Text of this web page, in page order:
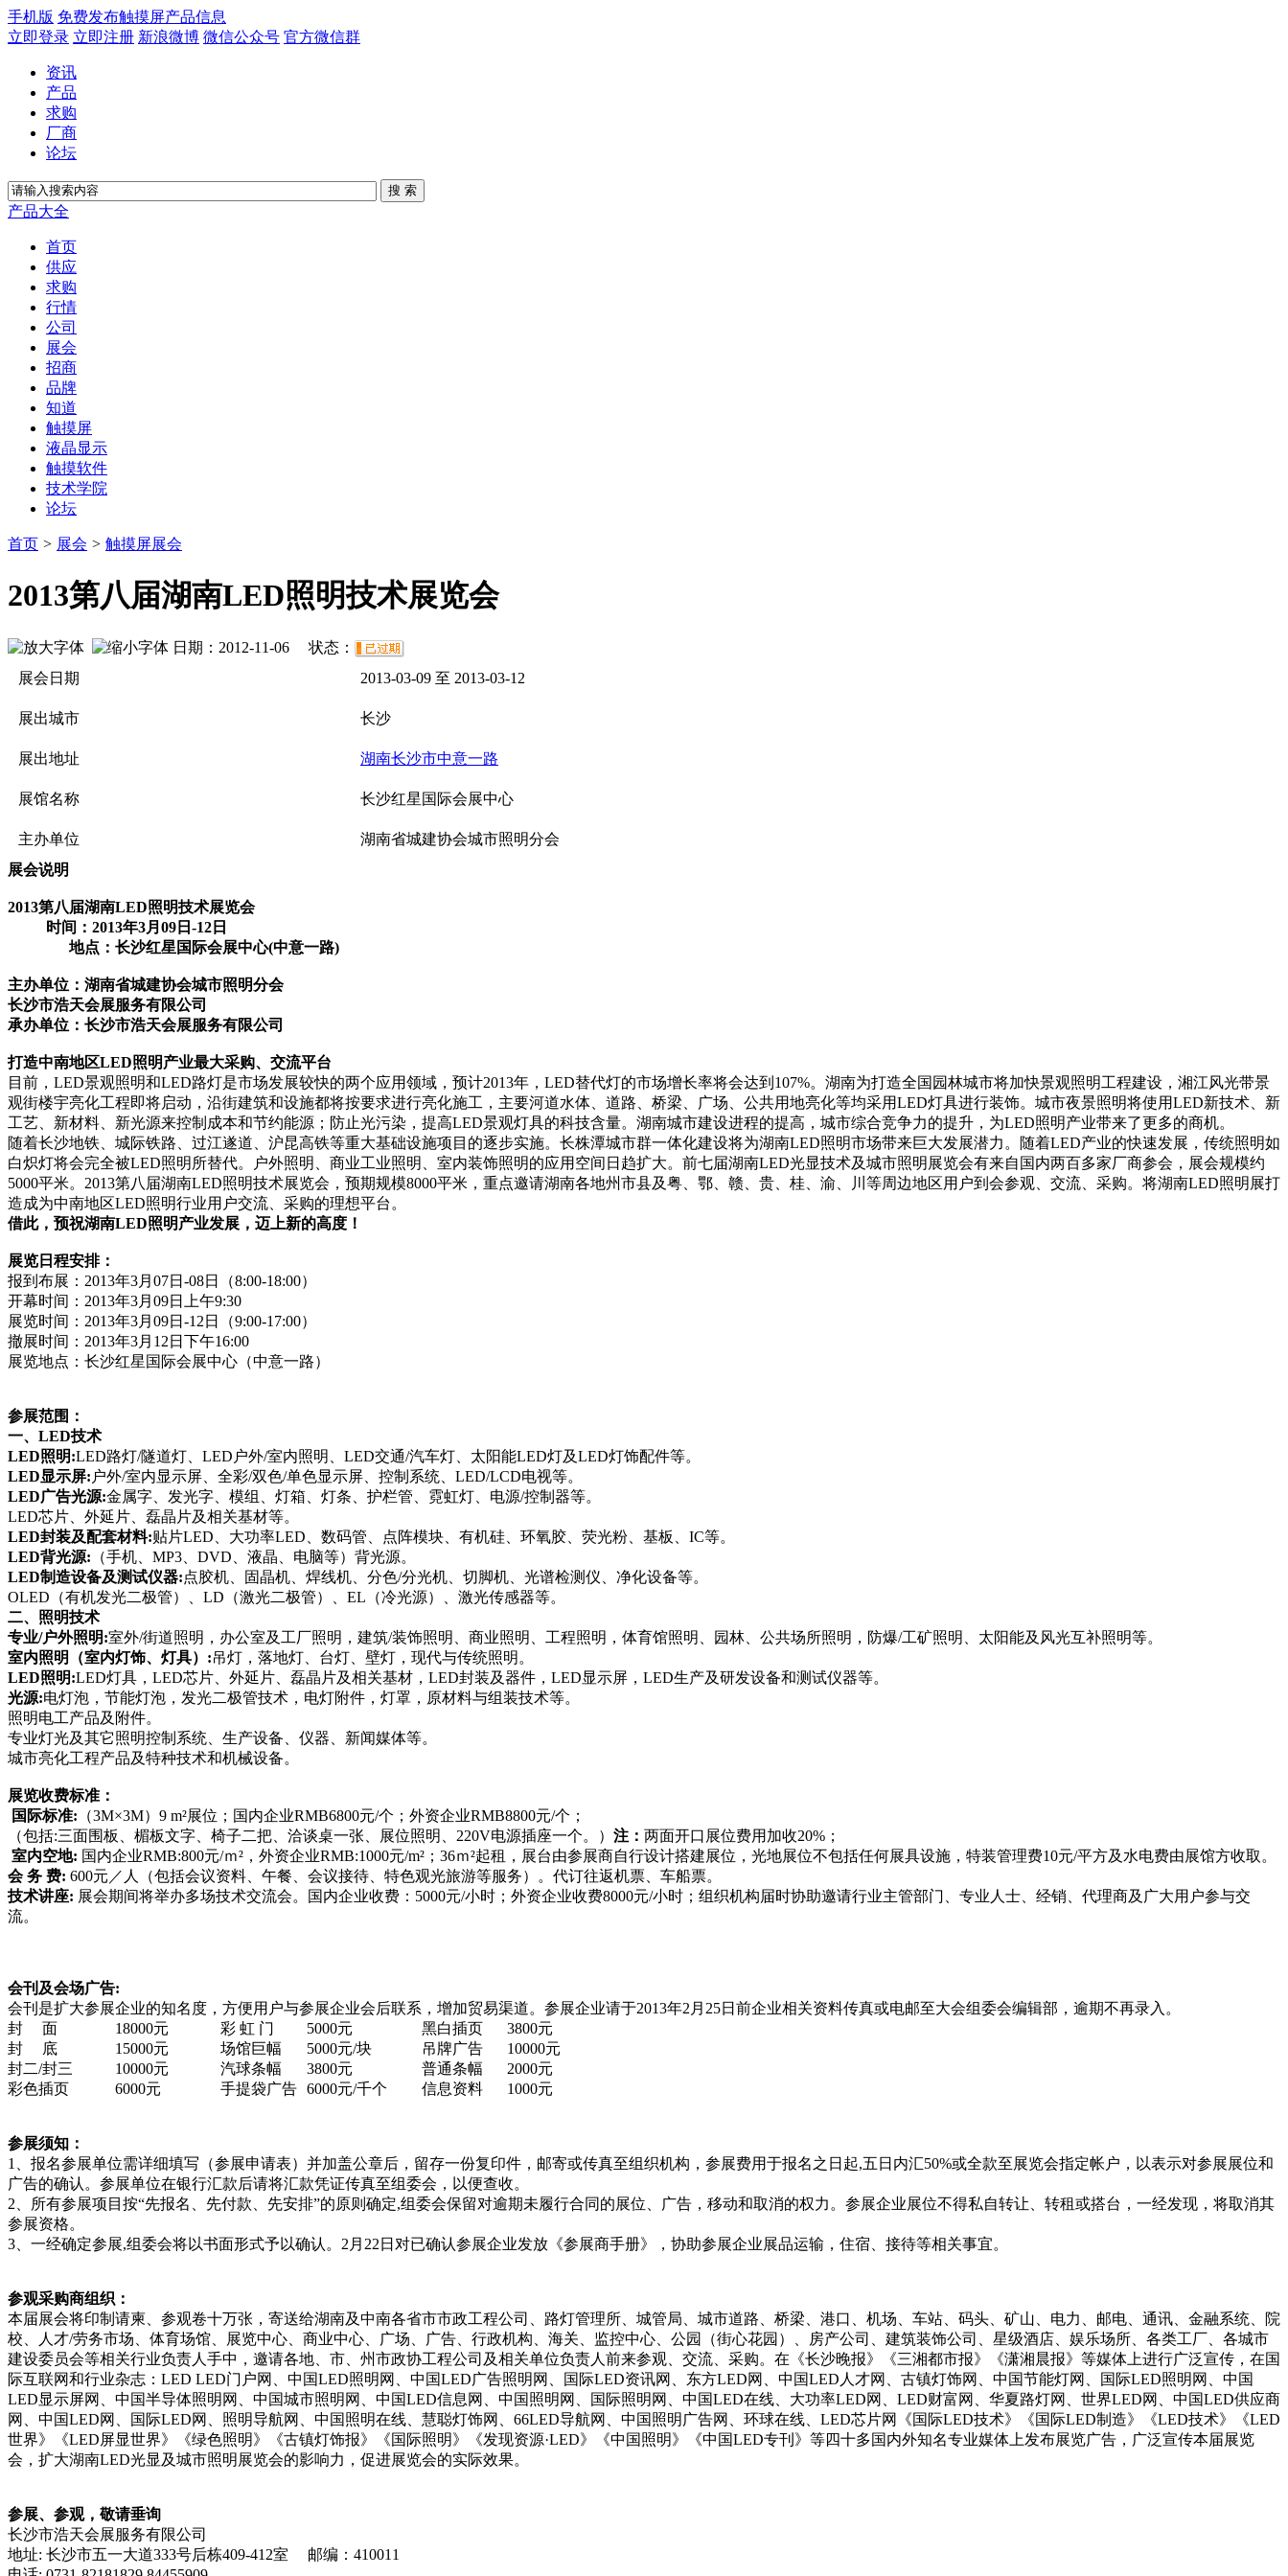
手机版 免费发布触摸屏产品信息
立即登录 立即注册 新浪微博 微信公众号 官方微信群
资讯
产品
求购
厂商
论坛
产品大全
首页
供应
求购
行情
公司
展会
招商
品牌
知道
触摸屏
液晶显示
触摸软件
技术学院
论坛
首页 > 展会 > 触摸屏展会
2013第八届湖南LED照明技术展览会
日期：2012-11-06 状态：
展会日期
2013-03-09 至 2013-03-12
展出城市 长沙
展出地址 湖南长沙市中意一路
展馆名称 长沙红星国际会展中心
主办单位
湖南省城建协会城市照明分会
展会说明
2013第八届湖南LED照明技术展览会
时间： 2013年3月09日-12日
地点：长沙红星国际会展中心(中意一路)
主办单位：湖南省城建协会城市照明分会
长沙市浩天会展服务有限公司
承办单位：长沙市浩天会展服务有限公司
打造中南地区LED照明产业最大采购、交流平台
目前， LED景观照明和LED路灯是市场发展较快的两个应用领域，预计2013年，LED替代灯的市场增长率将会达到107%。 湖南为打造全国园林城市将加快景观照明工程建设，湘江风光带景
观街楼宇亮化工程即将启动，沿街建筑和设施都将按要求进行亮化施工，主要河道水体、道路、桥梁、广场、公共用地亮化等均采用LED灯具进行装饰。城市夜景照明将使用LED新技术、新
工艺、新材料、新光源来控制成本和节约能源；防止光污染，提高LED景观灯具的科技含量。湖南城市建设进程的提高，城市综合竞争力的提升，为LED照明产业带来了更多的商机。
随着长沙地铁、城际铁路、过江遂道、沪昆高铁等重大基础设施项目的逐步实施。长株潭城市群一体化建设将为湖南LED照明市场带来巨大发展潜力。随着LED产业的快速发展，传统照明如
白炽灯将会完全被LED照明所替代。 户外照明、商业工业照明、室内装饰照明的应用空间日趋扩大。前七届湖南LED光显技术及城市照明展览会有来自国内两百多家厂商参会，展会规模约
5000平米。2013第八届湖南LED照明技术展览会，预期规模8000平米， 重点邀请湖南各地州市县及粤、鄂、赣、贵、桂、渝、川等周边地区用户到会参观、交流、采购。将湖南LED照明展打
造成为中南地区LED照明行业用户交流、采购的理想平台。
借此，预祝湖南LED照明产业发展，迈上新的高度！
展览日程安排：
报到布展： 2013年3月07日-08日（8:00-18:00）
开幕时间： 2013年3月09日上午9:30
展览时间： 2013年3月09日-12日（9:00-17:00）
撤展时间： 2013年3月12日下午16:00
展览地点：长沙红星国际会展中心（中意一路）
参展范围：
一、 LED技术
LED照明:LED路灯/隧道灯、LED户外/室内照明、LED交通/汽车灯、太阳能LED灯及LED灯饰配件等。
LED显示屏: 户外/室内显示屏、全彩/双色/单色显示屏、控制系统、LED/LCD电视等。
LED广告光源:金属字、发光字、模组、灯箱、灯条、护栏管、霓虹灯、电源/控制器等。
LED芯片、外延片、磊晶片及相关基材等。
LED封装及配套材料:贴片LED、大功率LED、数码管、点阵模块、有机硅、环氧胶、荧光粉、基板、IC等。
LED背光源: （手机、 MP3、DVD、液晶、电脑等）背光源。
LED制造设备及测试仪器:点胶机、固晶机、焊线机、分色/分光机、切脚机、光谱检测仪、净化设备等。
OLED（有机发光二极管）、 LD（激光二极管）、EL（冷光源）、激光传感器等。
二、照明技术
专业/户外照明:室外/街道照明，办公室及工厂照明，建筑/装饰照明、商业照明、工程照明，体育馆照明、园林、公共场所照明，防爆/工矿照明、太阳能及风光互补照明等。
室内照明（室内灯饰、灯具） :吊灯，落地灯、台灯、壁灯，现代与传统照明。
LED照明:LED灯具， LED芯片、外延片、磊晶片及相关基材，LED封装及器件，LED显示屏，LED生产及研发设备和测试仪器等。
光源:电灯泡，节能灯泡，发光二极管技术，电灯附件，灯罩，原材料与组装技术等。
照明电工产品及附件。
专业灯光及其它照明控制系统、生产设备、仪器、新闻媒体等。
城市亮化工程产品及特种技术和机械设备。
展览收费标准：
国际标准: （3M×3M）9 m²展位；国内企业RMB6800元/个；外资企业RMB8800元/个；
（包括:三面围板、楣板文字、椅子二把、洽谈桌一张、展位照明、220V电源插座一个。） 注： 两面开口展位费用加收20%；
室内空地: 国内企业RMB:800元/ｍ²，外资企业RMB:1000元/m²；36ｍ²起租，展台由参展商自行设计搭建展位，光地展位不包括任何展具设施，特装管理费10元/平方及水电费由展馆方收取。
会 务 费: 600元／人（包括会议资料、午餐、会议接待、特色观光旅游等服务）。代订往返机票、车船票。
技术讲座: 展会期间将举办多场技术交流会。国内企业收费： 5000元/小时；外资企业收费8000元/小时；组织机构届时协助邀请行业主管部门、专业人士、经销、代理商及广大用户参与交
流。
会刊及会场广告:
会刊是扩大参展企业的知名度，方便用户与参展企业会后联系，增加贸易渠道。参展企业请于2013年2月25日前企业相关资料传真或电邮至大会组委会编辑部，逾期不再录入。
封
面 18000元 彩 虹 门 5000元 黑白插页
3800元
封
底 15000元 场馆巨幅 5000元/块 吊牌广告
10000元
封二/封三 10000元 汽球条幅 3800元 普通条幅
2000元
彩色插页
6000元 手提袋广告 6000元/千个 信息资料 1000元
参展须知：
1、报名参展单位需详细填写（参展申请表）并加盖公章后，留存一份复印件，邮寄或传真至组织机构，参展费用于报名之日起,五日内汇50%或全款至展览会指定帐户，以表示对参展展位和
广告的确认。参展单位在银行汇款后请将汇款凭证传真至组委会，以便查收。
2、所有参展项目按“先报名、先付款、先安排”的原则确定,组委会保留对逾期未履行合同的展位、广告，移动和取消的权力。参展企业展位不得私自转让、转租或搭台，一经发现，将取消其
参展资格。
3、一经确定参展,组委会将以书面形式予以确认。2月22日对已确认参展企业发放《参展商手册》，协助参展企业展品运输，住宿、接待等相关事宜。
参观采购商组织：
本届展会将印制请柬、参观卷十万张，寄送给湖南及中南各省市市政工程公司、路灯管理所、城管局、城市道路、桥梁、港口、机场、车站、码头、矿山、电力、邮电、通讯、金融系统、院
校、人才/劳务市场、体育场馆、展览中心、商业中心、广场、广告、行政机构、海关、监控中心、公园（街心花园）、房产公司、建筑装饰公司、星级酒店、娱乐场所、各类工厂、各城市
建设委员会等相关行业负责人手中，邀请各地、市、州市政协工程公司及相关单位负责人前来参观、交流、采购。在《长沙晚报》《三湘都市报》《潇湘晨报》等媒体上进行广泛宣传，在国
际互联网和行业杂志：LED LED门户网、中国LED照明网、中国LED广告照明网、国际LED资讯网、东方LED网、中国LED人才网、古镇灯饰网、中国节能灯网、国际LED照明网、中国
LED显示屏网、中国半导体照明网、中国城市照明网、中国LED信息网、中国照明网、国际照明网、中国LED在线、大功率LED网、LED财富网、华夏路灯网、世界LED网、中国LED供应商
网、中国LED网、国际LED网、照明导航网、中国照明在线、慧聪灯饰网、66LED导航网、中国照明广告网、环球在线、LED芯片网《国际LED技术》《国际LED制造》《LED技术》《LED
世界》《LED屏显世界》《绿色照明》《古镇灯饰报》《国际照明》《发现资源·LED》《中国照明》《中国LED专刊》等四十多国内外知名专业媒体上发布展览广告，广泛宣传本届展览
会，扩大湖南LED光显及城市照明展览会的影响力，促进展览会的实际效果。
参展、参观，敬请垂询
长沙市浩天会展服务有限公司
地址: 长沙市五一大道333号后栋409-412室
邮编：410011